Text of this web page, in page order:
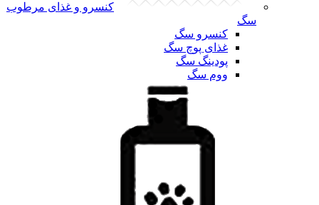
کنسرو و غذای مرطوب
سگ
کنسرو سگ
غذای پوچ سگ
پودینگ سگ
ووم سگ